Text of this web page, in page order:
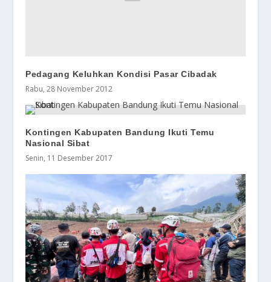
Pedagang Keluhkan Kondisi Pasar Cibadak
Rabu, 28 November 2012
Kontingen Kabupaten Bandung Ikuti Temu
Nasional Sibat
Senin, 11 Desember 2017